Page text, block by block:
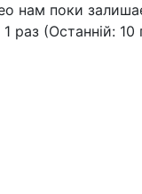
нам поки
раз (Останній: